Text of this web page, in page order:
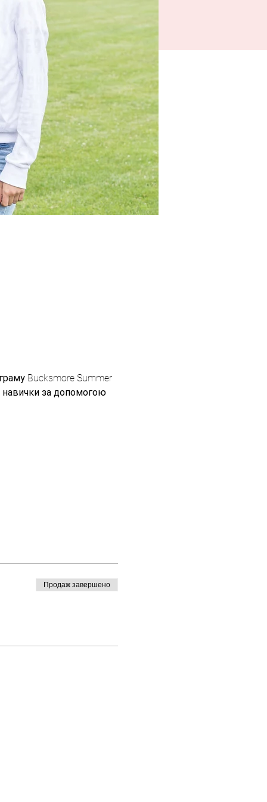
Bucksmore Summer
навички за допомогою
Продаж завершено